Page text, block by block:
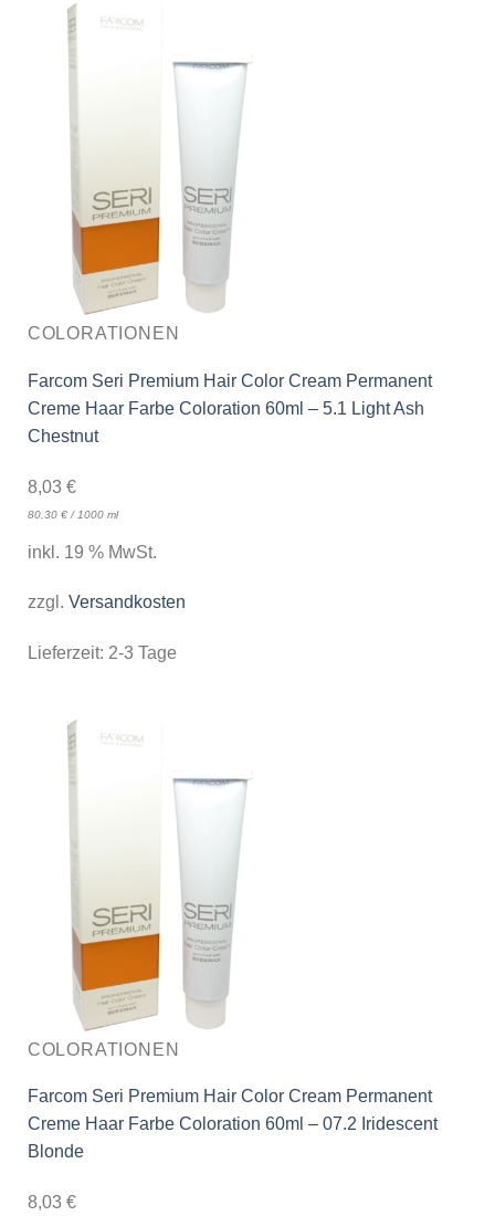
COLORATIONEN
Farcom Seri Premium Hair Color Cream Permanent
Creme Haar Farbe Coloration 60ml – 5.1 Light Ash
Chestnut
8,03 €
80,30 €/ 1000 ml
inkl. 19 % MwSt.
zzgl. Versandkosten
Lieferzeit: 2-3 Tage
COLORATIONEN
Farcom Seri Premium Hair Color Cream Permanent
Creme Haar Farbe Coloration 60ml – 07.2 Iridescent
Blonde
8,03 €